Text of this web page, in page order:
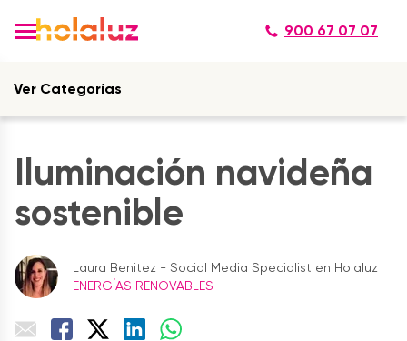
900 67 07 07
Ver Categorías
Iluminación navideña
sostenible
Laura Benitez - Social Media Specialist en Holaluz
ENERGÍAS RENOVABLES